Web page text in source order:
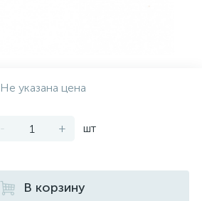
Не указана цена
- + шт
В корзину